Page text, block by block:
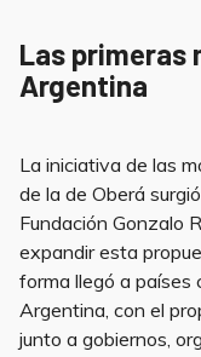
Las primeras
Argentina
La iniciativa de las
de la de Oberá
Fundación Gonzalo
expandir esta
forma llegó a países
Argentina, con el
junto a gobiernos,